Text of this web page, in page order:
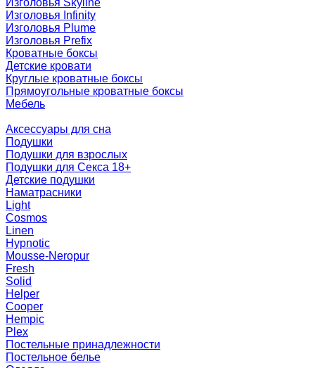
Изголовья Skyline
Изголовья Infinity
Изголовья Plume
Изголовья Prefix
Кроватные боксы
Детские кровати
Круглые кроватные боксы
Прямоугольные кроватные боксы
Мебель
Аксессуары для сна
Подушки
Подушки для взрослых
Подушки для Секса 18+
Детские подушки
Наматрасники
Light
Cosmos
Linen
Hypnotic
Mousse-Neropur
Fresh
Solid
Helper
Cooper
Hempic
Plex
Постельные принадлежности
Постельное белье